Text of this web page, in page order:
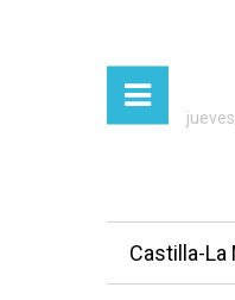
Castilla-La